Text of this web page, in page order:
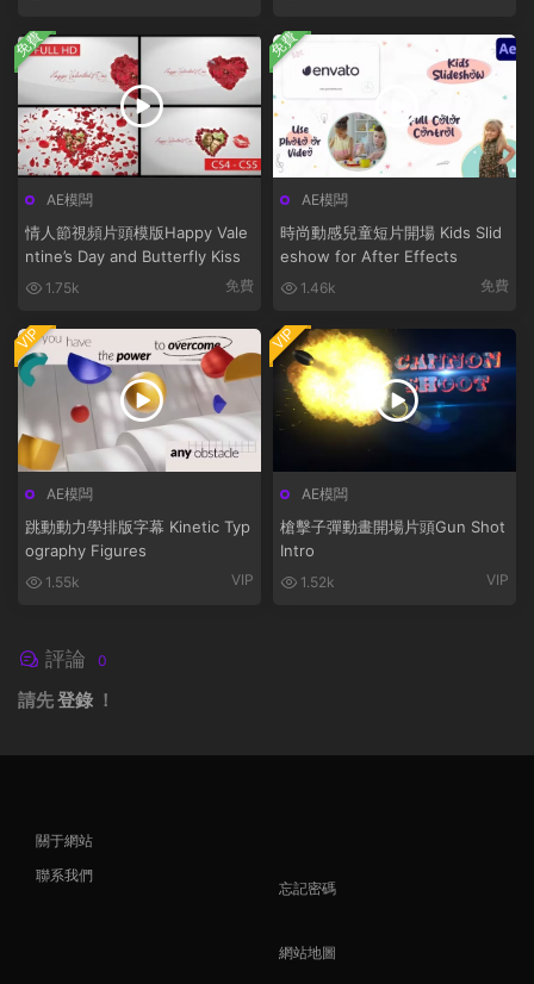
AE模闆
情人節視頻片頭模版Happy Vale
ntine’s Day and Butterfly Kiss
1.75k 免費
免費
AE模闆
時尚動感兒童短片開場 Kids Slid
eshow for After Effects
1.46k 免費
免費
AE模闆
跳動動力學排版字幕 Kinetic Typ
ography Figures
1.55k VIP
VIP
AE模闆
槍擊子彈動畫開場片頭Gun Shot
Intro
1.52k VIP
VIP
評論 0
請先登錄 ！
關于網站
聯系我們
忘記密碼
網站地圖